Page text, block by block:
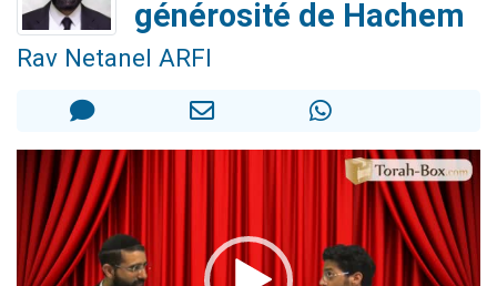
Il reste 49 places pour étudier en groupe sur Zoom
12 nouvelles musiques dans Torah-Box Music
2 personnes viennent de nous rejoindre sur WhatsApp
générosité de Hachem
Rav Netanel ARFI